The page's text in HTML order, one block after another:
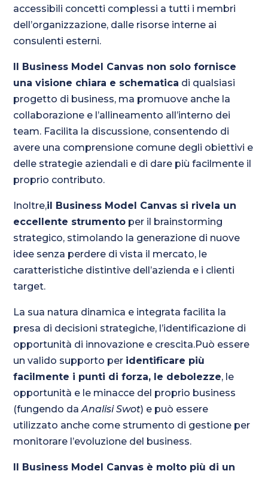
accessibili concetti complessi a tutti i membri
dell’organizzazione, dalle risorse interne ai
consulenti esterni.
Il Business Model Canvas non solo fornisce
una visione chiara e schematica di qualsiasi
progetto di business, ma promuove anche la
collaborazione e l’allineamento all’interno dei
team. Facilita la discussione, consentendo di
avere una comprensione comune degli obiettivi e
delle strategie aziendali e di dare più facilmente il
proprio contributo.
Inoltre,il Business Model Canvas si rivela un
eccellente strumento per il brainstorming
strategico, stimolando la generazione di nuove
idee senza perdere di vista il mercato, le
caratteristiche distintive dell’azienda e i clienti
target.
La sua natura dinamica e integrata facilita la
presa di decisioni strategiche, l’identificazione di
opportunità di innovazione e crescita.Può essere
un valido supporto per identificare più
facilmente i punti di forza, le debolezze, le
opportunità e le minacce del proprio business
(fungendo daAnalisi Swot) e può essere
utilizzato anche come strumento di gestione per
monitorare l’evoluzione del business.
Il Business Model Canvas è molto più di un